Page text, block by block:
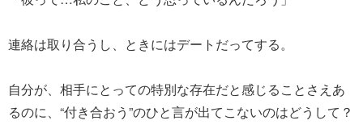
連絡は取り合うし、ときにはデートだってする。
自分が、相手にとっての特別な存在だと感じることさえあ
るのに、“付き合おう”のひと言が出てこないのはどうして？